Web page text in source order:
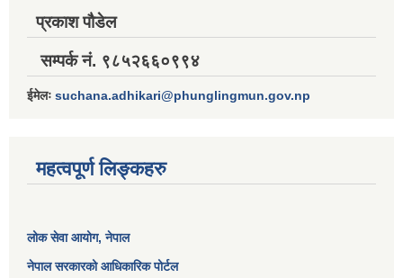
प्रकाश पौडेल
सम्पर्क नं. ९८५२६६०९९४
ईमेलः suchana.adhikari@phunglingmun.gov.np
महत्वपूर्ण लिङ्कहरु
लोक सेवा आयोग, नेपाल
नेपाल सरकारको आधिकारिक पोर्टल